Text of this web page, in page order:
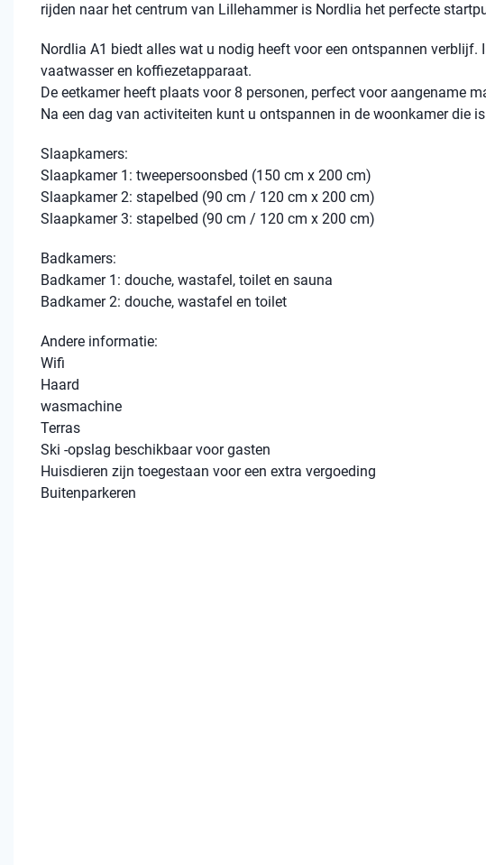
rijden naar het centrum van Lillehammer is Nordlia het perfecte
Nordlia A1 biedt alles wat u nodig heeft voor een ontspannen verblijf.
vaatwasser en koffiezetapparaat.
De eetkamer heeft plaats voor 8 personen, perfect voor aangename
Na een dag van activiteiten kunt u ontspannen in de woonkamer die
Slaapkamers:
Slaapkamer 1: tweepersoonsbed (150 cm x 200 cm)
Slaapkamer 2: stapelbed (90 cm / 120 cm x 200 cm)
Slaapkamer 3: stapelbed (90 cm / 120 cm x 200 cm)
Badkamers:
Badkamer 1: douche, wastafel, toilet en sauna
Badkamer 2: douche, wastafel en toilet
Andere informatie:
Wifi
Haard
wasmachine
Terras
Ski -opslag beschikbaar voor gasten
Huisdieren zijn toegestaan ​​voor een extra vergoeding
Buitenparkeren